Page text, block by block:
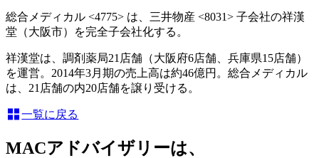
総合メディカル <4775> は、三井物産 <8031> 子会社の祥漢
堂（大阪市）を完全子会社化する。
祥漢堂は、調剤薬局21店舗（大阪府6店舗、兵庫県15店舗）
を運営。2014年3月期の売上高は約46億円。総合メディカル
は、21店舗の内20店舗を譲り受ける。
一覧に戻る
MACアドバイザリーは、